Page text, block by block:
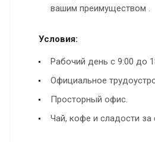
вашим преимуществом .
Условия:
Рабочий день с 9:00 до
Официальное
Просторный офис.
Чай, кофе и сладости за